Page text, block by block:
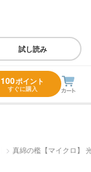
試し読み
100ポイント
すぐに購入
真綿の檻【マイクロ】